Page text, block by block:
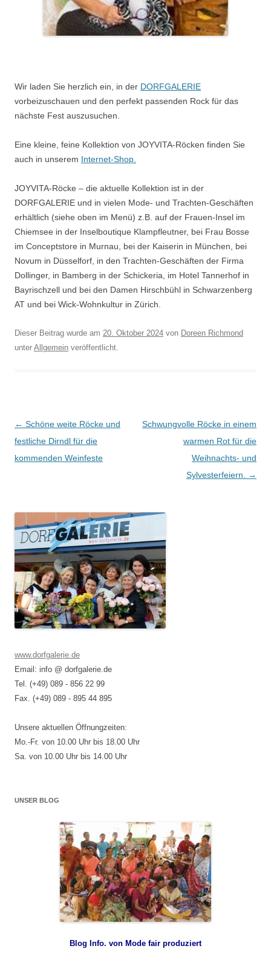
Wir laden Sie herzlich ein, in der DORFGALERIE
vorbeizuschauen und den perfekt passenden Rock für das
nächste Fest auszusuchen.
Eine kleine, feine Kollektion von JOYVITA-Röcken finden Sie
auch in unserem Internet-Shop.
JOYVITA-Röcke – die aktuelle Kollektion ist in der
DORFGALERIE und in vielen Mode- und Trachten-Geschäften
erhältlich (siehe oben im Menü) z.B. auf der Frauen-Insel im
Chiemsee in der Inselboutique Klampfleutner, bei Frau Bosse
im Conceptstore in Murnau, bei der Kaiserin in München, bei
Novum in Düsselforf, in den Trachten-Geschäften der Firma
Dollinger, in Bamberg in der Schickeria, im Hotel Tannerhof in
Bayrischzell und bei den Damen Hirschbühl in Schwarzenberg
AT und bei Wick-Wohnkultur in Zürich.
Dieser Beitrag wurde am 20. Oktober 2024 von Doreen Richmond
unter Allgemein veröffentlicht.
Beitragsnavigation
← Schöne weite Röcke und
festliche Dirndl für die
kommenden Weinfeste
Schwungvolle Röcke in einem
warmen Rot für die
Weihnachts- und
Sylvesterfeiern.
→
www.dorfgalerie.de
Email: info @ dorfgalerie.de
Tel. (+49) 089 - 856 22 99
Fax. (+49) 089 - 895 44 895
Unsere aktuellen Öffnungzeiten:
Mo.-Fr. von 10.00 Uhr bis 18.00 Uhr
Sa. von 10.00 Uhr bis 14.00 Uhr
UNSER BLOG
Blog Info. von Mode fair produziert